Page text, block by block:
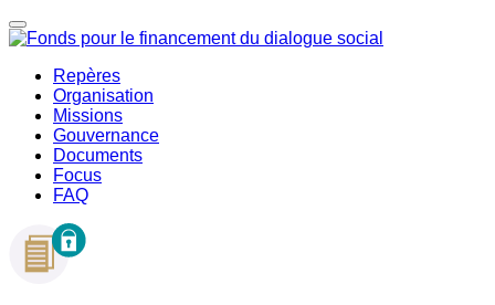
Repères
Organisation
Missions
Gouvernance
Documents
Focus
FAQ